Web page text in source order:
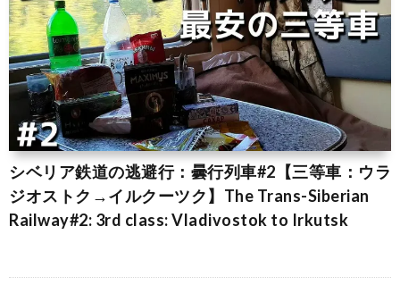
シベリア鉄道の逃避行：曇行列車#2【三等車：ウラ
ジオストク→イルクーツク】The Trans-Siberian
Railway#2: 3rd class: Vladivostok to Irkutsk